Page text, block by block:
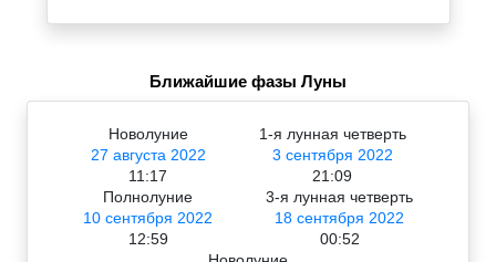
Ближайшие фазы Луны
Новолуние
27 августа 2022
11:17
1-я лунная четверть
3 сентября 2022
21:09
Полнолуние
10 сентября 2022
12:59
3-я лунная четверть
18 сентября 2022
00:52